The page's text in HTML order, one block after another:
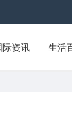
际资讯 生活